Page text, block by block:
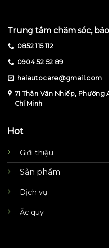
Trung tâm chăm sóc,
0852 115 112
0904 52 52 89
haiautocare@gmail.com
71 Thân Văn Nhiếp, Phường
Chí Minh
Hot
Giới thiệu
Sản phẩm
Dịch vụ
Ắc quy